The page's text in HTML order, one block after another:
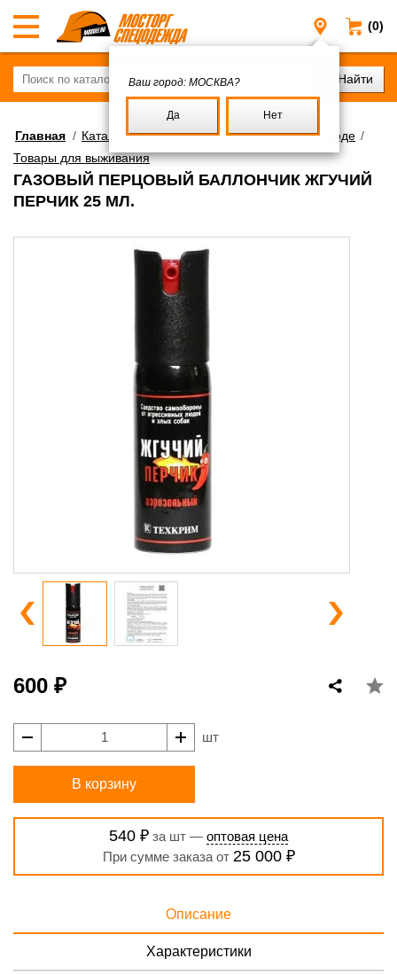
(0)
Москва
Ваш город: МОСКВА?
Да Нет
Главная / Каталог/Снаряжение для отдыха на природе /
Товары для выживания
ГАЗОВЫЙ ПЕРЦОВЫЙ БАЛЛОНЧИК ЖГУЧИЙ
ПЕРЧИК 25 МЛ.
600 ₽
шт
В корзину
540 ₽ за шт — оптовая цена
При сумме заказа от 25 000 ₽
Описание
Характеристики